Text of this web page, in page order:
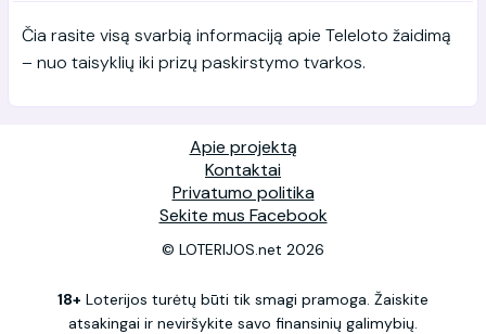
Čia rasite visą svarbią informaciją apie Teleloto žaidimą
– nuo taisyklių iki prizų paskirstymo tvarkos.
Apie projektą
Kontaktai
Privatumo politika
Sekite mus Facebook
© LOTERIJOS.net 2026
18+ Loterijos turėtų būti tik smagi pramoga. Žaiskite
atsakingai ir neviršykite savo finansinių galimybių.